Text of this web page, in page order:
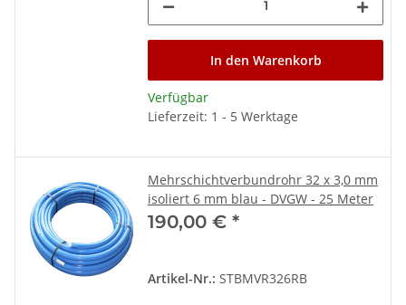
In den Warenkorb
Verfügbar
Lieferzeit: 1 - 5 Werktage
Mehrschichtverbundrohr 32 x 3,0 mm
isoliert 6 mm blau - DVGW - 25 Meter
190,00 € *
Artikel-Nr.: STBMVR326RB